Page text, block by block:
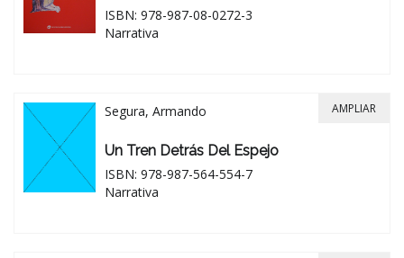
ISBN: 978-987-08-0272-3
Narrativa
Segura, Armando
Un Tren Detrás Del Espejo
ISBN: 978-987-564-554-7
Narrativa
AMPLIAR